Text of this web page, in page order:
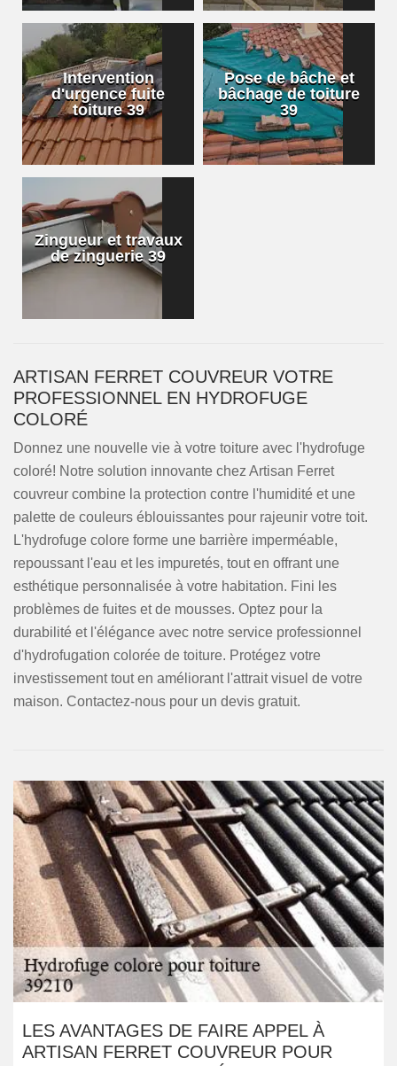
Intervention
d'urgence fuite
toiture 39
Pose de bâche et
bâchage de toiture
39
Zingueur et travaux
de zinguerie 39
ARTISAN FERRET COUVREUR VOTRE
PROFESSIONNEL EN HYDROFUGE
COLORÉ
Donnez une nouvelle vie à votre toiture avec l'hydrofuge
coloré! Notre solution innovante chez Artisan Ferret
couvreur combine la protection contre l'humidité et une
palette de couleurs éblouissantes pour rajeunir votre toit.
L'hydrofuge colore forme une barrière imperméable,
repoussant l'eau et les impuretés, tout en offrant une
esthétique personnalisée à votre habitation. Fini les
problèmes de fuites et de mousses. Optez pour la
durabilité et l'élégance avec notre service professionnel
d'hydrofugation colorée de toiture. Protégez votre
investissement tout en améliorant l'attrait visuel de votre
maison. Contactez-nous pour un devis gratuit.
LES AVANTAGES DE FAIRE APPEL À
ARTISAN FERRET COUVREUR POUR